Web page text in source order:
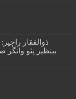
ذوالفقار
بينظير ڀٽو